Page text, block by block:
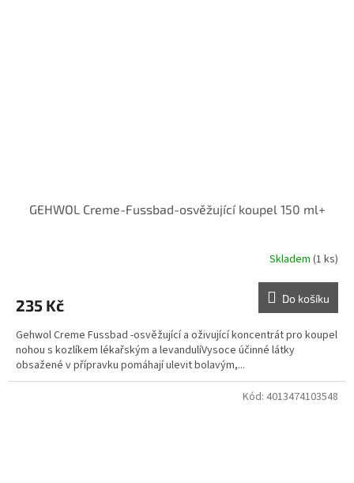
GEHWOL Creme-Fussbad-osvěžující koupel 150 ml+
Skladem (1 ks)
235 Kč Do košíku
Gehwol Creme Fussbad -osvěžující a oživující koncentrát pro koupel
nohou s kozlíkem lékařským a levandulíVysoce účinné látky
obsažené v přípravku pomáhají ulevit bolavým,...
Kód: 4013474103548